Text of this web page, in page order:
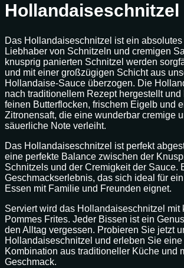
Hollandaiseschnitzel
Das Hollandaiseschnitzel ist ein
Liebhaber von Schnitzeln und cremigen
knusprig panierten Schnitzel werden
und mit einer großzügigen Schicht aus
Hollandaise-Sauce überzogen. Die
nach traditionellem Rezept hergestellt und
feinen Butterflocken, frischem Eigelb und
Zitronensaft, die eine wunderbar cremige
säuerliche Note verleiht.
Das Hollandaiseschnitzel ist perfekt
eine perfekte Balance zwischen der
Schnitzels und der Cremigkeit der Sauce.
Geschmackserlebnis, das sich ideal für
Essen mit Familie und Freunden eignet.
Serviert wird das Hollandaiseschnitzel mit
Pommes Frites. Jeder Bissen ist ein
den Alltag vergessen. Probieren Sie jetzt
Hollandaiseschnitzel und erleben Sie eine
Kombination aus traditioneller Küche und
Geschmack.